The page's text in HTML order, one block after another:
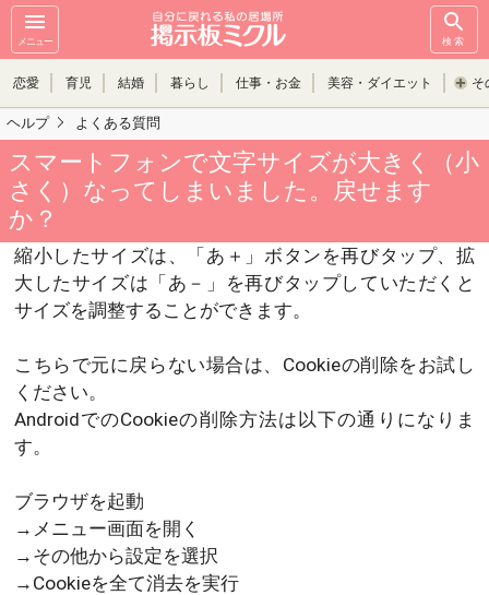
メニュー 検索
恋愛 育児 結婚 暮らし 仕事・お金 美容・ダイエット そ
ヘルプ よくある質問
スマートフォンで文字サイズが大きく（小
さく）なってしまいました。戻せます
か？
縮小したサイズは、「あ＋」ボタンを再びタップ、拡
大したサイズは「あ－」を再びタップしていただくと
サイズを調整することができます。
こちらで元に戻らない場合は、Cookieの削除をお試し
ください。
AndroidでのCookieの削除方法は以下の通りになりま
す。
ブラウザを起動
→メニュー画面を開く
→その他から設定を選択
→Cookieを全て消去を実行